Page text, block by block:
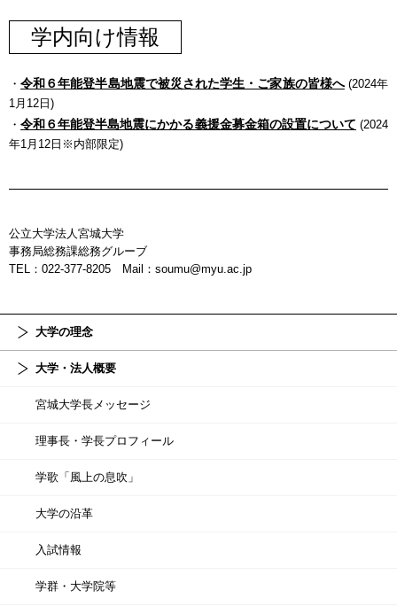
学内向け情報
・令和６年能登半島地震で被災された学生・ご家族の皆様へ(2024年
1月12日)
・令和６年能登半島地震にかかる義援金募金箱の設置について (2024
年1月12日※内部限定)
公立大学法人宮城大学
事務局総務課総務グルーブ
TEL：022-377-8205 Mail：soumu@myu.ac.jp
大学の理念
大学・法人概要
宮城大学長メッセージ
理事長・学長プロフィール
学歌「風上の息吹」
大学の沿革
入試情報
学群・大学院等